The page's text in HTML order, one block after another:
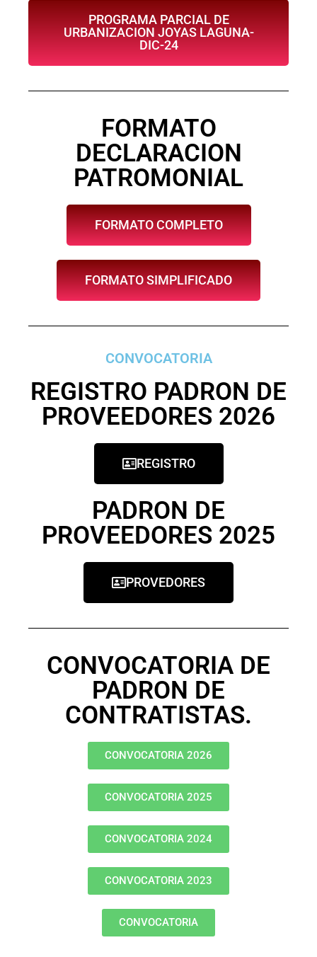
PROGRAMA PARCIAL DE
URBANIZACION JOYAS LAGUNA-
DIC-24
FORMATO
DECLARACION
PATROMONIAL
FORMATO COMPLETO
FORMATO SIMPLIFICADO
CONVOCATORIA
REGISTRO PADRON DE
PROVEEDORES 2026
REGISTRO
PADRON DE
PROVEEDORES 2025
PROVEDORES
CONVOCATORIA DE
PADRON DE
CONTRATISTAS.
CONVOCATORIA 2026
CONVOCATORIA 2025
CONVOCATORIA 2024
CONVOCATORIA 2023
CONVOCATORIA